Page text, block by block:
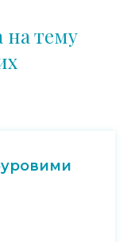
на тему